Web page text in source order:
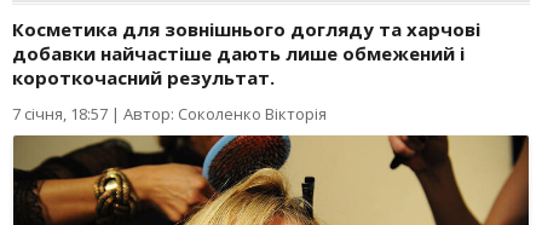
Косметика для зовнішнього догляду та харчові
добавки найчастіше дають лише обмежений і
короткочасний результат.
7 січня, 18:57 | Автор: Соколенко Вікторія